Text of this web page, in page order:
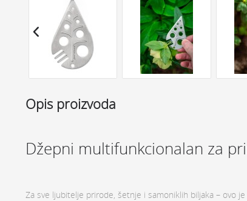
Opis proizvoda
Džepni multifunkcionalan za
Za sve ljubitelje prirode, šetnje i samoniklih biljaka – ovo